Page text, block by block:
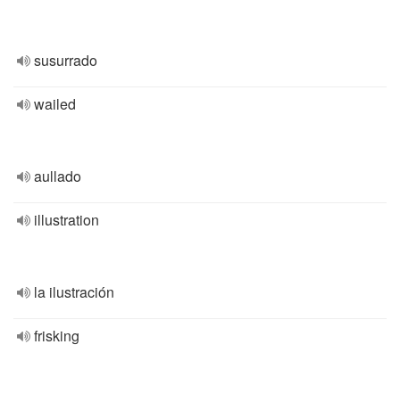
susurrado
wailed
aullado
illustration
la ilustración
frisking